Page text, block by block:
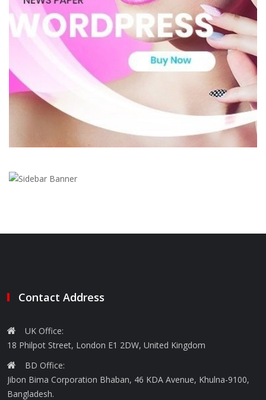
Contact Address
UK Office:
18 Philpot Street, London E1 2DW, United Kingdom
BD Office:
Jibon Bima Corporation Bhaban, 46 KDA Avenue, Khulna-9100,
Bangladesh.